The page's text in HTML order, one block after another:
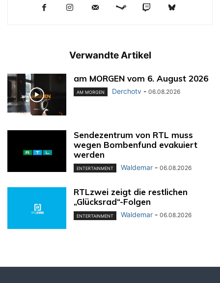
Verwandte Artikel
am MORGEN vom 6. August 2026
AM MORGEN Derchotv - 06.08.2026
Sendezentrum von RTL muss
wegen Bombenfund evakuiert
werden
ENTERTAINMENT Waldemar - 06.08.2026
RTLzwei zeigt die restlichen
„Glücksrad“-Folgen
ENTERTAINMENT Waldemar - 06.08.2026